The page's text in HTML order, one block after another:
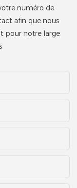
numéro de
afin que nous
pour notre large